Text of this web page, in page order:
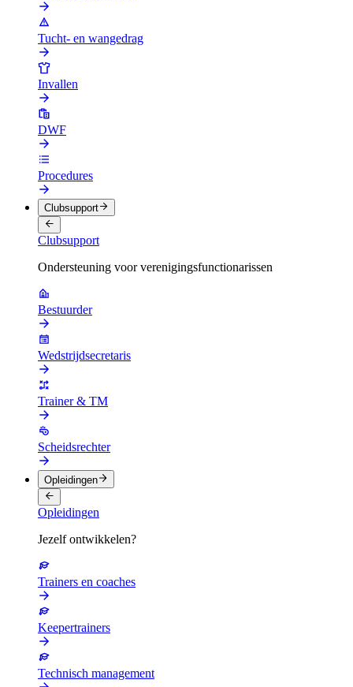
Tucht- en wangedrag
Invallen
DWF
Procedures
Clubsupport
Clubsupport
Ondersteuning voor verenigingsfunctionarissen
Bestuurder
Wedstrijdsecretaris
Trainer & TM
Scheidsrechter
Opleidingen
Opleidingen
Jezelf ontwikkelen?
Trainers en coaches
Keepertrainers
Technisch management